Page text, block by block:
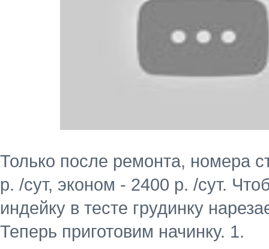
Только после ремонта, номера
р. /сут, эконом - 2400 р. /сут.
индейку в тесте грудинку
Теперь приготовим начинку. 1.